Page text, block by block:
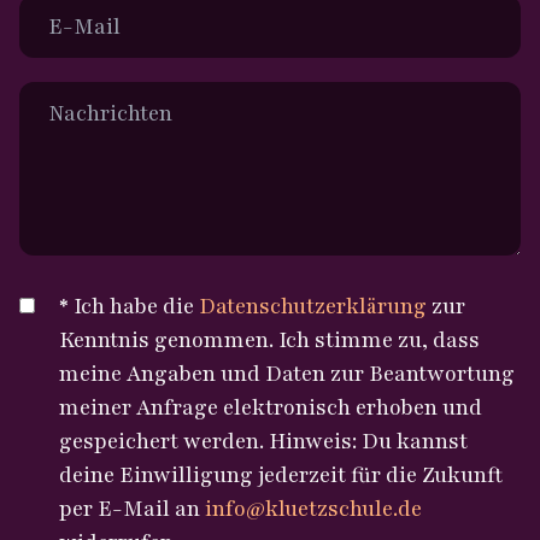
eröffnet dem Publikum die
Perspektive einer inklusiven,
freien Gemeinschaft, die Vielfalt
Dass dieser Raum des
besteht, verdanken wir
Menschen, die Verantwortung
übernehmen. Mein Dank gilt Dr.
Fred Eckhard, der diese Schule
lange erfolgreich leitete. Suse
Tietjen führt das Engagement
ganz viele von euch im neuen
Erika Klütz Look zu sehen!
* Ich habe die Datenschutzerklärung zur
Kenntnis genommen. Ich stimme zu, dass
meine Angaben und Daten zur Beantwortung
meiner Anfrage elektronisch erhoben und
gespeichert werden. Hinweis: Du kannst
deine Einwilligung jederzeit für die Zukunft
per E-Mail aninfo@kluetzschule.de